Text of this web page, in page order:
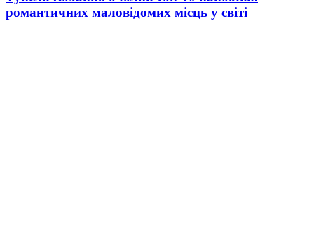
романтичних маловідомих місць у світі